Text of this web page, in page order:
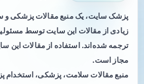
پزشک سایت، یک منبع مقالات پزشکی
زیادی از مقالات این سایت توسط
ترجمه شده‌اند. استفاده از مقالات این
مجاز است.
منبع مقالات سلامت، پزشکی، استخدام